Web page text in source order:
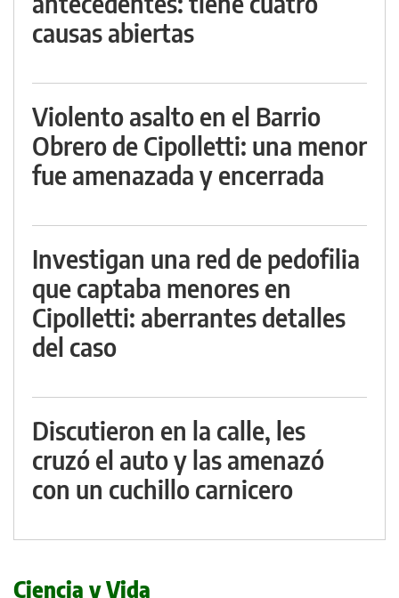
causas abiertas
Violento asalto en el Barrio
Obrero de Cipolletti: una menor
fue amenazada y encerrada
Investigan una red de pedofilia
que captaba menores en
Cipolletti: aberrantes detalles
del caso
Discutieron en la calle, les
cruzó el auto y las amenazó
con un cuchillo carnicero
Ciencia y Vida